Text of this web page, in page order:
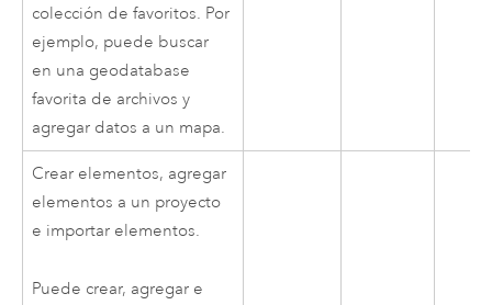
colección de favoritos. Por
ejemplo, puede buscar
en una geodatabase
favorita de archivos y
agregar datos a un mapa.
Crear elementos, agregar
elementos a un proyecto
e importar elementos.
Puede crear, agregar e